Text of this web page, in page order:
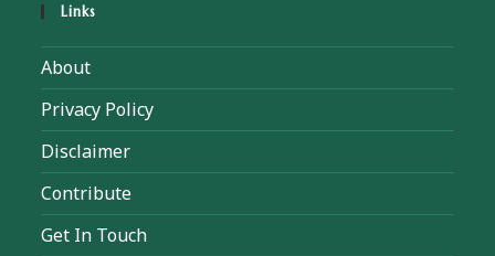
Links
About
Privacy Policy
Disclaimer
Contribute
Get In Touch